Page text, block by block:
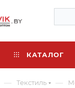
КАТАЛОГ
— Текстиль —